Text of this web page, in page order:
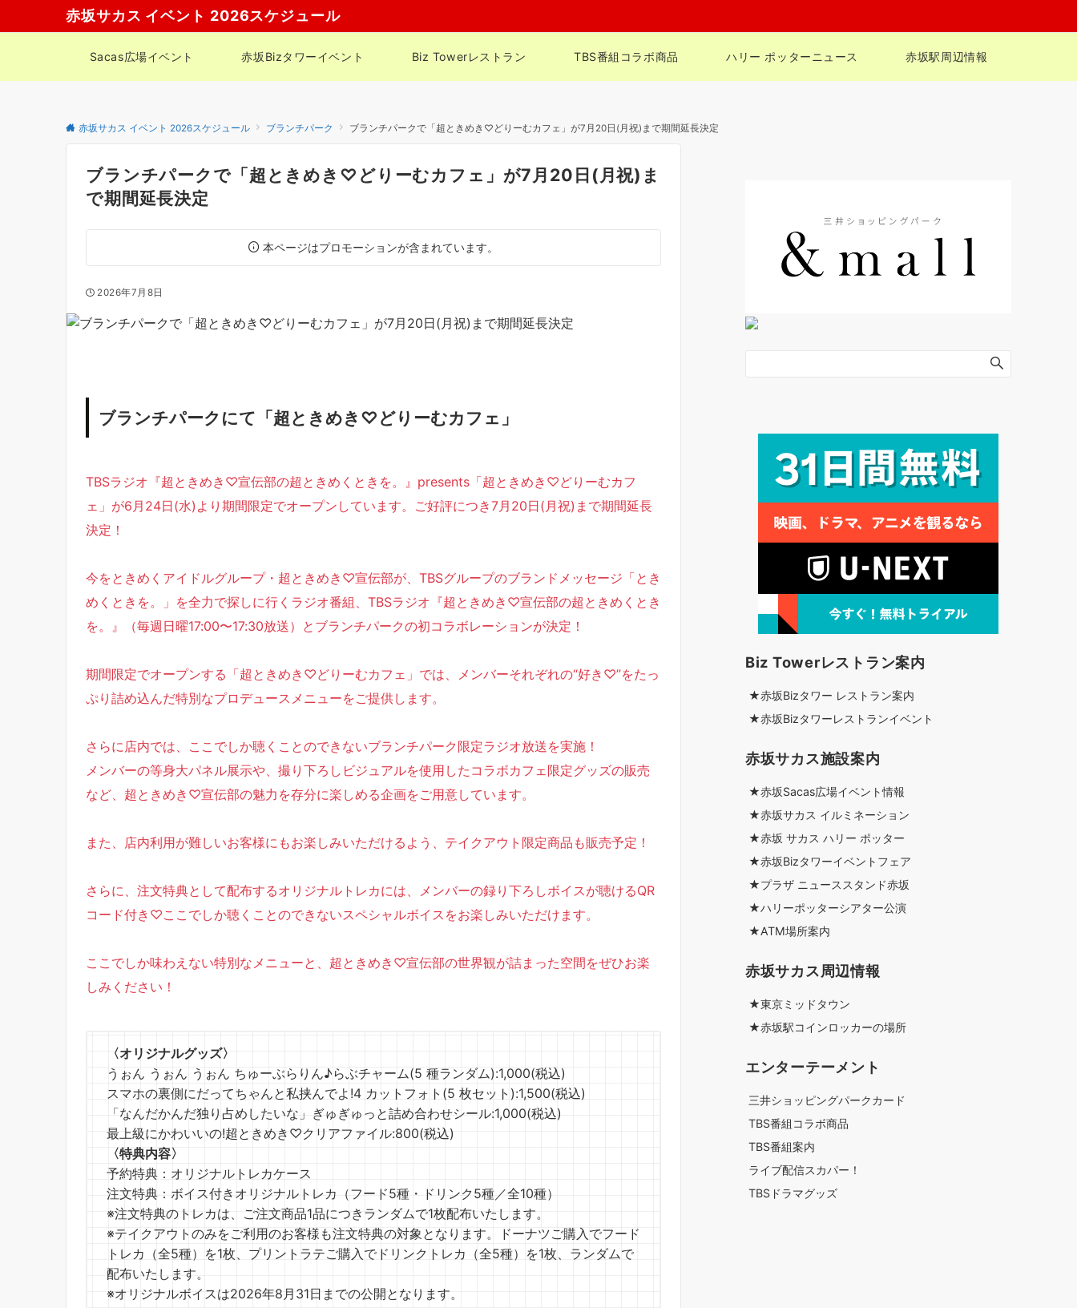
赤坂サカス イベント 2026スケジュール
Sacas広場イベント 赤坂Bizタワーイベント Biz Towerレストラン TBS番組コラボ商品 ハリー ポッターニュース 赤坂駅周辺情報
赤坂サカス イベント 2026スケジュール ブランチパーク ブランチパークで「超ときめき♡どりーむカフェ」が7月20日(月祝)まで期間延長決定
ブランチパークで「超ときめき♡どりーむカフェ」が7月20日(月祝)ま
で期間延長決定
本ページはプロモーションが含まれています。
2026年7月8日
ブランチパークにて「超ときめき♡どりーむカフェ」
TBSラジオ『超ときめき♡宣伝部の超ときめくときを。』presents「超ときめき♡どりーむカフ
ェ」が6月24日(水)より期間限定でオープンしています。ご好評につき7月20日(月祝)まで期間延長
決定！
今をときめくアイドルグループ・超ときめき♡宣伝部が、TBSグループのブランドメッセージ「とき
めくときを。」を全力で探しに行くラジオ番組、TBSラジオ『超ときめき♡宣伝部の超ときめくとき
を。』（毎週日曜17:00〜17:30放送）とブランチパークの初コラボレーションが決定！
期間限定でオープンする「超ときめき♡どりーむカフェ」では、メンバーそれぞれの“好き♡”をたっ
ぷり詰め込んだ特別なプロデュースメニューをご提供します。
さらに店内では、ここでしか聴くことのできないブランチパーク限定ラジオ放送を実施！
メンバーの等身大パネル展示や、撮り下ろしビジュアルを使用したコラボカフェ限定グッズの販売
など、超ときめき♡宣伝部の魅力を存分に楽しめる企画をご用意しています。
また、店内利用が難しいお客様にもお楽しみいただけるよう、テイクアウト限定商品も販売予定！
さらに、注文特典として配布するオリジナルトレカには、メンバーの録り下ろしボイスが聴けるQR
コード付き♡ここでしか聴くことのできないスペシャルボイスをお楽しみいただけます。
ここでしか味わえない特別なメニューと、超ときめき♡宣伝部の世界観が詰まった空間をぜひお楽
しみください！
〈オリジナルグッズ〉
うぉん うぉん うぉん ちゅーぶらりん♪らぶチャーム(5 種ランダム):1,000(税込)
スマホの裏側にだってちゃんと私挟んでよ!4 カットフォト(5 枚セット):1,500(税込)
「なんだかんだ独り占めしたいな」ぎゅぎゅっと詰め合わせシール:1,000(税込)
最上級にかわいいの!超ときめき♡クリアファイル:800(税込)
〈特典内容〉
予約特典：オリジナルトレカケース
注文特典：ボイス付きオリジナルトレカ（フード5種・ドリンク5種／全10種）
※注文特典のトレカは、ご注文商品1品につきランダムで1枚配布いたします。
※テイクアウトのみをご利用のお客様も注文特典の対象となります。ドーナツご購入でフード
トレカ（全5種）を1枚、プリントラテご購入でドリンクトレカ（全5種）を1枚、ランダムで
配布いたします。
※オリジナルボイスは2026年8月31日までの公開となります。
Biz Towerレストラン案内
★赤坂Bizタワー レストラン案内
★赤坂Bizタワーレストランイベント
赤坂サカス施設案内
★赤坂Sacas広場イベント情報
★赤坂サカス イルミネーション
★赤坂 サカス ハリー ポッター
★赤坂Bizタワーイベントフェア
★プラザ ニューススタンド赤坂
★ハリーポッターシアター公演
★ATM場所案内
赤坂サカス周辺情報
★東京ミッドタウン
★赤坂駅コインロッカーの場所
エンターテーメント
三井ショッピングパークカード
TBS番組コラボ商品
TBS番組案内
ライブ配信スカパー！
TBSドラマグッズ